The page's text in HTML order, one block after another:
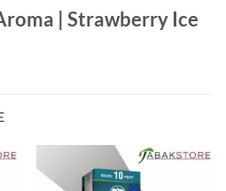
| Strawberry Ice